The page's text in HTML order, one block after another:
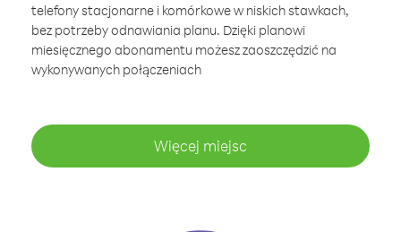
telefony stacjonarne i komórkowe w niskich stawkach,
bez potrzeby odnawiania planu. Dzięki planowi
miesięcznego abonamentu możesz zaoszczędzić na
wykonywanych połączeniach
Więcej miejsc